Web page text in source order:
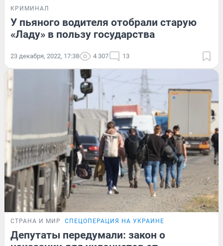
КРИМИНАЛ
У пьяного водителя отобрали старую
«Ладу» в пользу государства
23 декабря, 2022, 17:38 4 307 13
СТРАНА И МИР СПЕЦОПЕРАЦИЯ НА УКРАИНЕ
Депутаты передумали: закон о